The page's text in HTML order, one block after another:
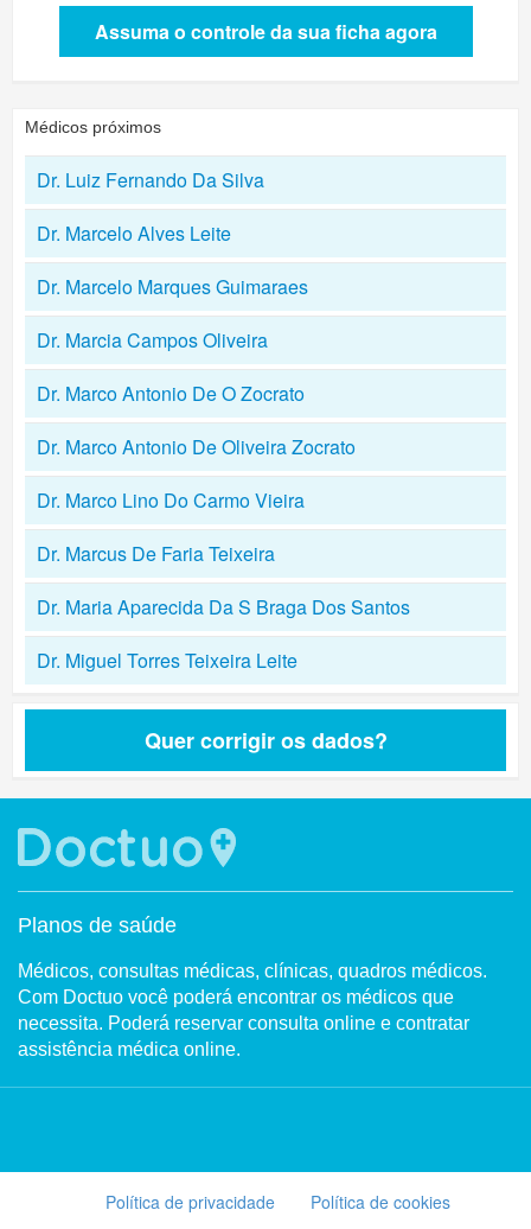
Assuma o controle da sua ficha agora
Médicos próximos
Dr. Luiz Fernando Da Silva
Dr. Marcelo Alves Leite
Dr. Marcelo Marques Guimaraes
Dr. Marcia Campos Oliveira
Dr. Marco Antonio De O Zocrato
Dr. Marco Antonio De Oliveira Zocrato
Dr. Marco Lino Do Carmo Vieira
Dr. Marcus De Faria Teixeira
Dr. Maria Aparecida Da S Braga Dos Santos
Dr. Miguel Torres Teixeira Leite
Quer corrigir os dados?
Planos de saúde
Médicos, consultas médicas, clínicas, quadros médicos.
Com Doctuo você poderá encontrar os médicos que
necessita. Poderá reservar consulta online e contratar
assistência médica online.
Política de privacidade
Política de cookies